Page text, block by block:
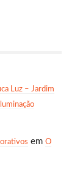
Luz – Jardim
em O